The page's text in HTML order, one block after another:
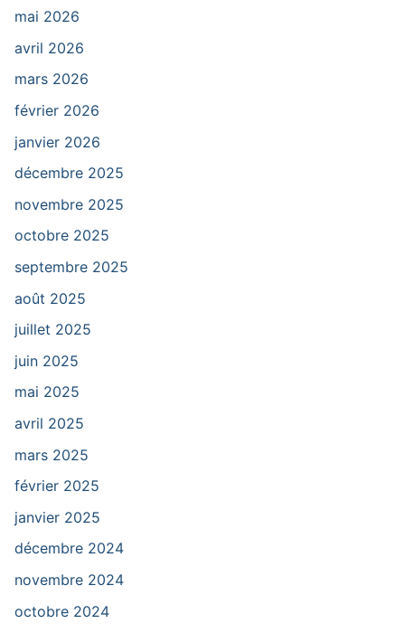
mai 2026
avril 2026
mars 2026
février 2026
janvier 2026
décembre 2025
novembre 2025
octobre 2025
septembre 2025
août 2025
juillet 2025
juin 2025
mai 2025
avril 2025
mars 2025
février 2025
janvier 2025
décembre 2024
novembre 2024
octobre 2024